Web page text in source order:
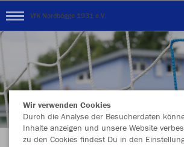
VfK Nordbögge 1931 e.V.
Wir verwenden Cookies
Durch die Analyse der Besucherdaten
Inhalte anzeigen und unsere Website
zu den Cookies findest Du in den